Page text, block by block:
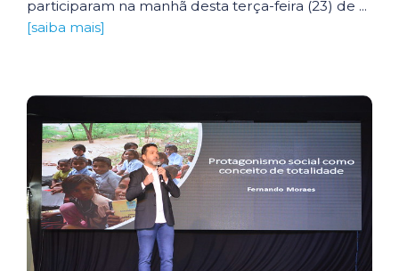
participaram na manhã desta terça-feira (23) de ...
[saiba mais]